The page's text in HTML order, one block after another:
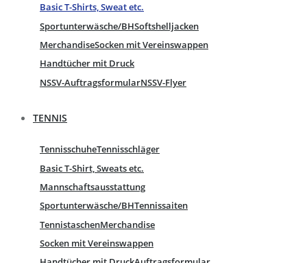
Basic T-Shirts, Sweat etc.
Sportunterwäsche/BHSoftshelljacken
MerchandiseSocken mit Vereinswappen
Handtücher mit Druck
NSSV-AuftragsformularNSSV-Flyer
TENNIS
TennisschuheTennisschläger
Basic T-Shirt, Sweats etc.
Mannschaftsausstattung
Sportunterwäsche/BHTennissaiten
TennistaschenMerchandise
Socken mit Vereinswappen